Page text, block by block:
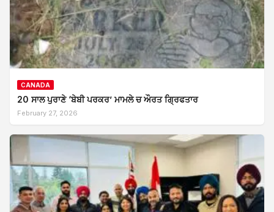
CANADA
20 ਸਾਲ ਪੁਰਾਣੇ ‘ਬੇਬੀ ਪਰਕਰ’ ਮਾਮਲੇ ਚ ਔਰਤ ਗ੍ਰਿਫਤਾਰ
February 27, 2026